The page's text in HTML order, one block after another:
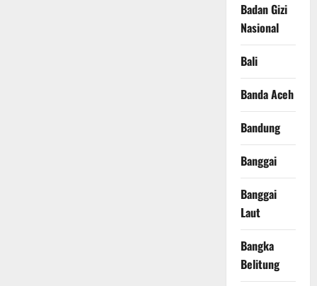
Badan Gizi
Nasional
Bali
Banda Aceh
Bandung
Banggai
Banggai
Laut
Bangka
Belitung